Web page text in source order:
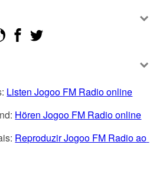
Listen Jogoo FM Radio online
Hören Jogoo FM Radio online
Reproduzir Jogoo FM Radio ao